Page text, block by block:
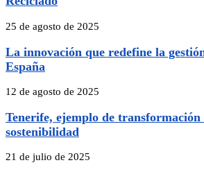
25 de agosto de 2025
La innovación que redefine la
España
12 de agosto de 2025
Tenerife, ejemplo de transformación
sostenibilidad
21 de julio de 2025